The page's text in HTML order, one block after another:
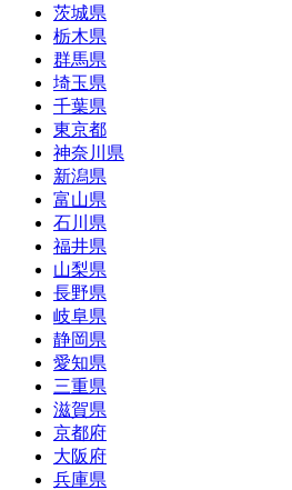
茨城県
栃木県
群馬県
埼玉県
千葉県
東京都
神奈川県
新潟県
富山県
石川県
福井県
山梨県
長野県
岐阜県
静岡県
愛知県
三重県
滋賀県
京都府
大阪府
兵庫県